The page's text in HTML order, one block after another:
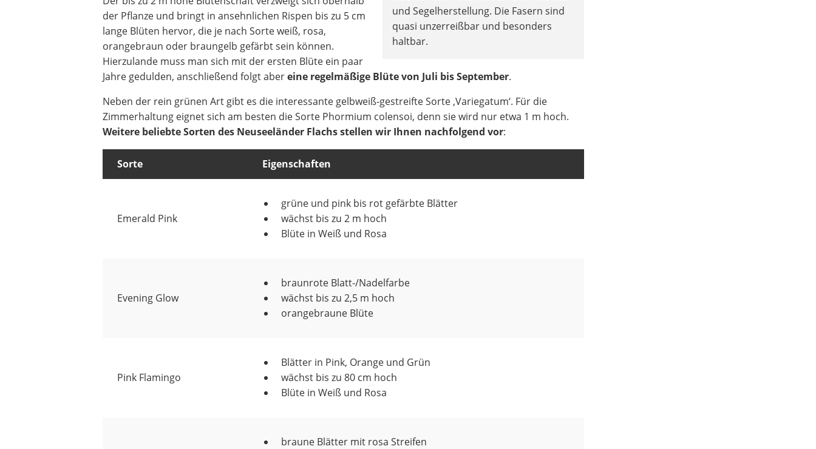
und Segelherstellung. Die Fasern sind
quasi unzerreißbar und besonders
haltbar.
der Pflanze und bringt in ansehnlichen Rispen bis zu 5 cm
lange Blüten hervor, die je nach Sorte weiß, rosa,
orangebraun oder braungelb gefärbt sein können.
Hierzulande muss man sich mit der ersten Blüte ein paar
Jahre gedulden, anschließend folgt abereine regelmäßige Blüte von Juli bis September.
Neben der rein grünen Art gibt es die interessante gelbweiß-gestreifte Sorte ‚Variegatum‘. Für die
Zimmerhaltung eignet sich am besten die Sorte Phormium colensoi, denn sie wird nur etwa 1 m hoch.
Weitere beliebte Sorten des Neuseeländer Flachs stellen wir Ihnen nachfolgend vor:
Sorte Eigenschaften
Emerald Pink
grüne und pink bis rot gefärbte Blätter
wächst bis zu 2 m hoch
Blüte in Weiß und Rosa
Evening Glow
braunrote Blatt-/Nadelfarbe
wächst bis zu 2,5 m hoch
orangebraune Blüte
Pink Flamingo
Blätter in Pink, Orange und Grün
wächst bis zu 80 cm hoch
Blüte in Weiß und Rosa
braune Blätter mit rosa Streifen